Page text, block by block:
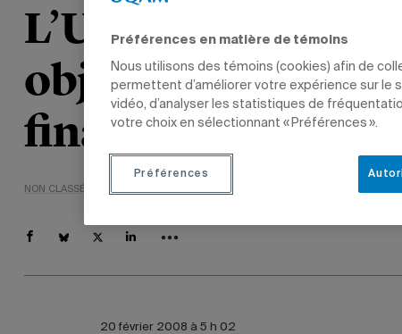
L’UQAM en voie
objectifs de
financier
NON CLASSÉ
20 février 2008 à 5 h 02
Préférences en matière de témoins
Nous utilisons des témoins (cookies) afin de
permettent d’améliorer votre expérience sur le
vidéo, d’analyser les statistiques de
votre choix en sélectionnant « Préférences ».
Préférences